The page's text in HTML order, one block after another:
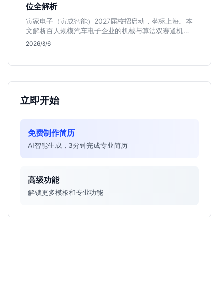
位全解析
寅家电子（寅成智能）2027届校招启动，坐标上海。本
文解析百人规模汽车电子企业的机械与算法双赛道机
会，分析薪资面议背后的含金量及应届生成长路径，助
2026/8/6
立即开始
免费制作简历
AI智能生成，3分钟完成专业简历
高级功能
解锁更多模板和专业功能